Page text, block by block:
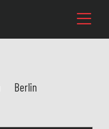
Berlin